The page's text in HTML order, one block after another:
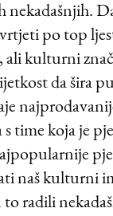
nekadašnjih.
po top
ali kulturni
da šira
time koja je
naš kulturni
to radili